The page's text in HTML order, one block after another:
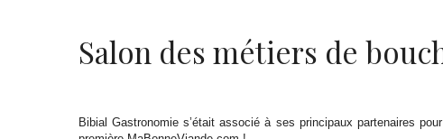
Salon des métiers de
Bibial Gastronomie s’était associé à ses principaux partenaires